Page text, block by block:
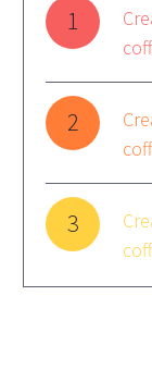
1
2
3